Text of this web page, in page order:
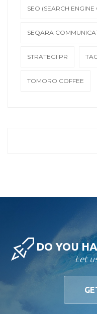
SEO (SEARCH
SEQARA
STRATEGI PR
TOMORO COFFEE
DO YOU
Let